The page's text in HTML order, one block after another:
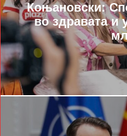
Коњановски:
во здравата и